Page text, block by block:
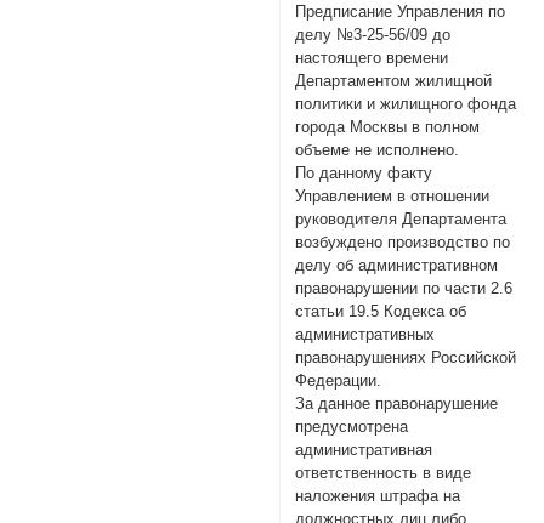
Предписание Управления по
делу №3-25-56/09 до
настоящего времени
Департаментом жилищной
политики и жилищного фонда
города Москвы в полном
объеме не исполнено.
По данному факту
Управлением в отношении
руководителя Департамента
возбуждено производство по
делу об административном
правонарушении по части 2.6
статьи 19.5 Кодекса об
административных
правонарушениях Российской
Федерации.
За данное правонарушение
предусмотрена
административная
ответственность в виде
наложения штрафа на
должностных лиц либо